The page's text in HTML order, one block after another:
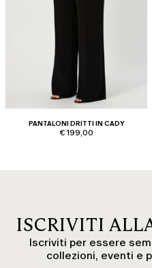
PANTALONI DRITTI IN CADY
€ 199,00
ISCRIVITI
Iscriviti per essere
collezioni, eventi e